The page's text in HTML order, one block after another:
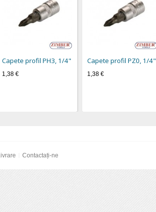
Capete profil PH3, 1/4"
1,38 €
Capete profil PZ0, 1/4"
1,38 €
Contactați-ne